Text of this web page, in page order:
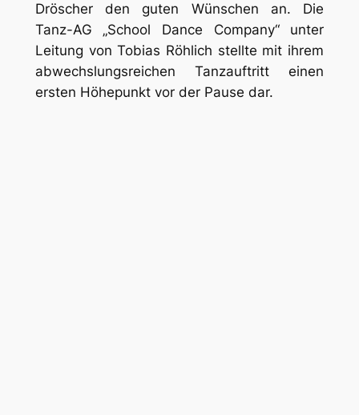
Dröscher den guten Wünschen an. Die
Tanz-AG „School Dance Company“ unter
Leitung von Tobias Röhlich stellte mit ihrem
abwechslungsreichen Tanzauftritt einen
ersten Höhepunkt vor der Pause dar.